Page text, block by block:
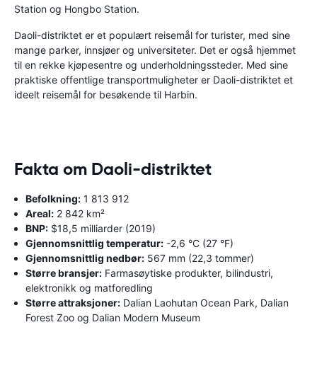
Station og Hongbo Station.
Daoli-distriktet er et populært reisemål for turister, med sine
mange parker, innsjøer og universiteter. Det er også hjemmet
til en rekke kjøpesentre og underholdningssteder. Med sine
praktiske offentlige transportmuligheter er Daoli-distriktet et
ideelt reisemål for besøkende til Harbin.
Fakta om Daoli-distriktet
Befolkning: 1 813 912
Areal: 2 842 km²
BNP: $18,5 milliarder (2019)
Gjennomsnittlig temperatur: -2,6 °C (27 °F)
Gjennomsnittlig nedbør: 567 mm (22,3 tommer)
Større bransjer: Farmasøytiske produkter, bilindustri,
elektronikk og matforedling
Større attraksjoner: Dalian Laohutan Ocean Park, Dalian
Forest Zoo og Dalian Modern Museum